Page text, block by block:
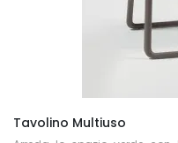
Tavolino Multiuso